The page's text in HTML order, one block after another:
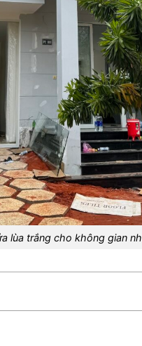
lùa trắng cho không gian